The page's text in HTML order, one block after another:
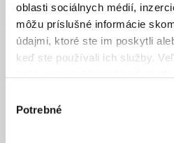
oblasti sociálnych médií,
môžu príslušné informácie
údajmi, ktoré ste im poskytli
keď ste používali ich služby.
súhlasu
Potrebné